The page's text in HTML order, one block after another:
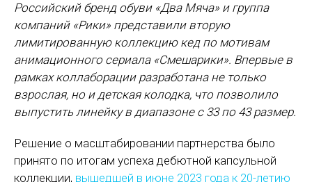
Российский бренд обуви «Два Мяча» и группа
компаний «Рики» представили вторую
лимитированную коллекцию кед по мотивам
анимационного сериала «Смешарики». Впервые в
рамках коллаборации разработана не только
взрослая, но и детская колодка, что позволило
выпустить линейку в диапазоне с 33 по 43 размер.
Решение о масштабировании партнерства было
принято по итогам успеха дебютной капсульной
коллекции, вышедшей в июне 2023 года к 20-летию